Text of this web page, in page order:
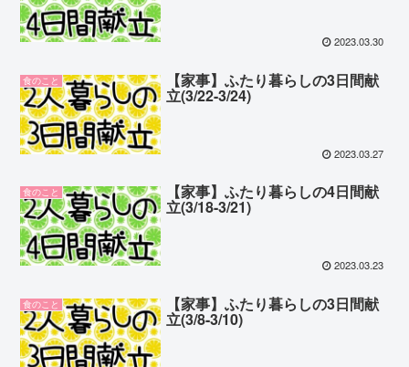
2023.03.30
食のこと 【家事】ふたり暮らしの3日間献
立(3/22-3/24)
2023.03.27
食のこと 【家事】ふたり暮らしの4日間献
立(3/18-3/21)
2023.03.23
食のこと 【家事】ふたり暮らしの3日間献
立(3/8-3/10)